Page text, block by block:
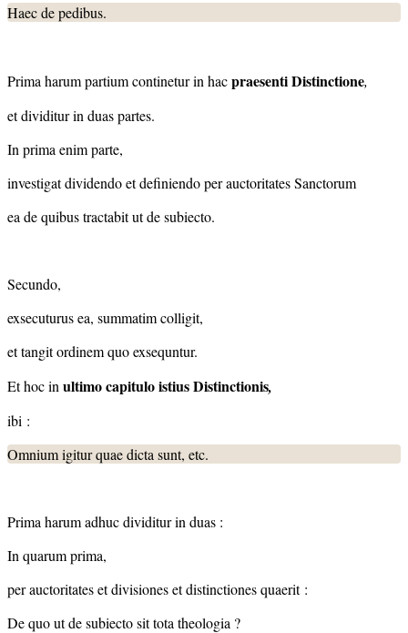
Haec de pedibus.
Prima harum partium continetur in hacpraesenti Distinctione,
et dividitur in duas partes.
In prima enim parte,
investigat dividendo et definiendo per auctoritates Sanctorum
ea de quibus tractabit ut de subiecto.
Secundo,
exsecuturus ea, summatim colligit,
et tangit ordinem quo exsequntur.
Et hoc in ultimo capitulo istius Distinctionis,
ibi :
Omnium igitur quae dicta sunt, etc.
Prima harum adhuc dividitur in duas :
In quarum prima,
per auctoritates et divisiones et distinctiones quaerit :
De quo ut de subiecto sit tota theologia ?